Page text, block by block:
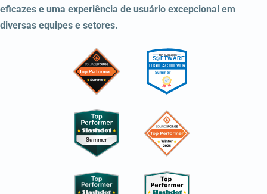
eficazes e uma experiência de usuário excepcional em
diversas equipes e setores.